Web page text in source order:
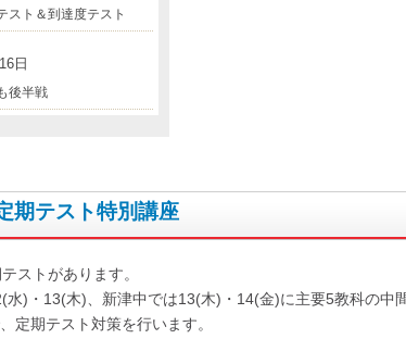
スト＆到達度テスト
日
後半戦
期テスト特別講座
ストがあります。
水)・13(木)、新津中では13(木)・14(金)に主要5教科の中
定期テスト対策を行います。